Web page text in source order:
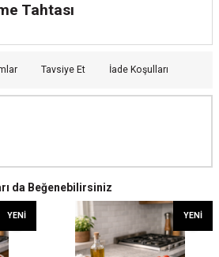
Tahtası
Tavsiye Et İade Koşulları
da Beğenebilirsiniz
YENI YENI